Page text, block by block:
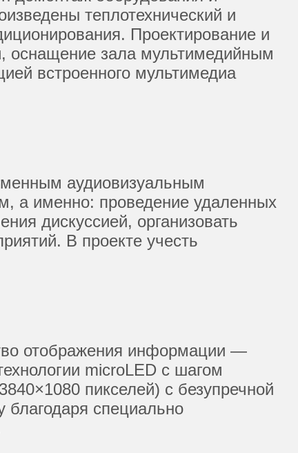
теплотехнический и
Проектирование и
оснащение зала мультимедийным
встроенного мультимедиа
аудиовизуальным
а именно: проведение удаленных
дискуссией, организовать
В проекте учесть
отображения информации —
microLED с шагом
пикселей) с безупречной
благодаря специально